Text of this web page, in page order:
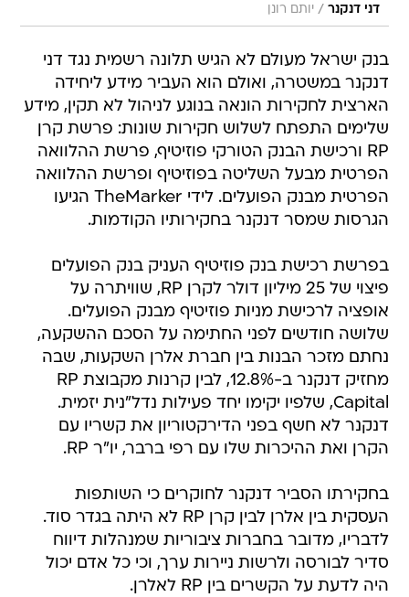
דני דנקנר / יותם רונן
בנק ישראל מעולם לא הגיש תלונה רשמית נגד דני
דנקנר במשטרה, ואולם הוא העביר מידע ליחידה
הארצית לחקירות הונאה בנוגע לניהול לא תקין, מידע
שלימים התפתח לשלוש חקירות שונות: פרשת קרן
RP ורכישת הבנק הטורקי פוזיטיף, פרשת ההלוואה
הפרטית מבעל השליטה בפוזיטיף ופרשת ההלוואה
הפרטית מבנק הפועלים. לידי TheMarker הגיעו
הגרסות שמסר דנקנר בחקירותיו הקודמות.
בפרשת רכישת בנק פוזיטיף העניק בנק הפועלים
פיצוי של 25 מיליון דולר לקרן RP, שוויתרה על
אופציה לרכישת מניות פוזיטיף מבנק הפועלים.
שלושה חודשים לפני החתימה על הסכם ההשקעה,
נחתם מזכר הבנות בין חברת אלרן השקעות, שבה
מחזיק דנקנר ב-12.8%, לבין קרנות מקבוצת RP
Capital, שלפיו יקימו יחד פעילות נדל"נית יזמית.
דנקנר לא חשף בפני הדירקטוריון את קשריו עם
הקרן ואת ההיכרות שלו עם רפי ברבר, יו"ר RP.
בחקירתו הסביר דנקנר לחוקרים כי השותפות
העסקית בין אלרן לבין קרן RP לא היתה בגדר סוד.
לדבריו, מדובר בחברות ציבוריות שמנהלות דיווח
סדיר לבורסה ולרשות ניירות ערך, וכי כל אדם יכול
היה לדעת על הקשרים בין RP לאלרן.